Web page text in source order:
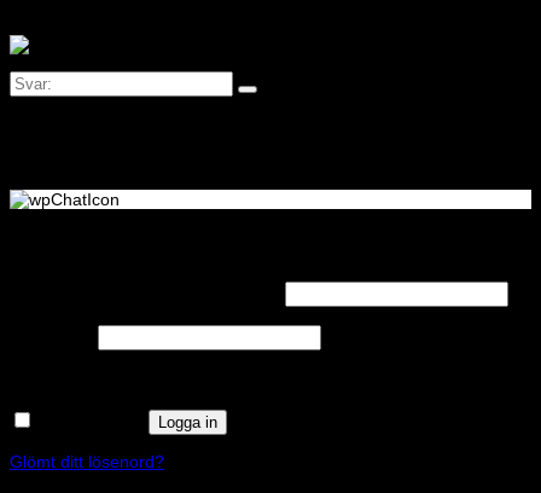
Logga in
Glömt ditt lösenord?